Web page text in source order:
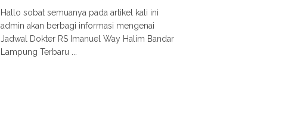
Hallo sobat semuanya pada artikel kali ini
admin akan berbagi informasi mengenai
Jadwal Dokter RS Imanuel Way Halim Bandar
Lampung Terbaru ...